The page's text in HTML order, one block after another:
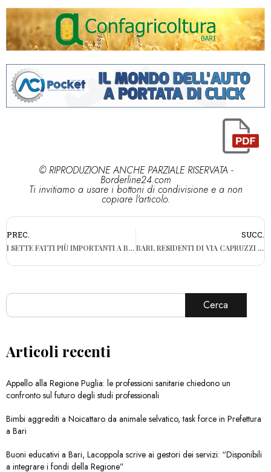
© RIPRODUZIONE ANCHE PARZIALE RISERVATA -
Borderline24.com
Ti invitiamo a usare i bottoni di condivisione e a non
copiare l'articolo.
PREC.
I SETTE FATTI PIÙ IMPORTANTI A BARI E IN PUGLIA: ECCO QUALI
SUCC.
BARI, RESIDENTI DI VIA CAPRUZZI ESASPERATI: «DEGRADO E PERICOLO DAVANTI AI PORTONI»
Cerca
Articoli recenti
Appello alla Regione Puglia: le professioni sanitarie chiedono un
confronto sul futuro degli studi professionali
Bimbi aggrediti a Noicattaro da animale selvatico, task force in Prefettura
a Bari
Buoni educativi a Bari, Lacoppola scrive ai gestori dei servizi: “Disponibili
a integrare i fondi della Regione”